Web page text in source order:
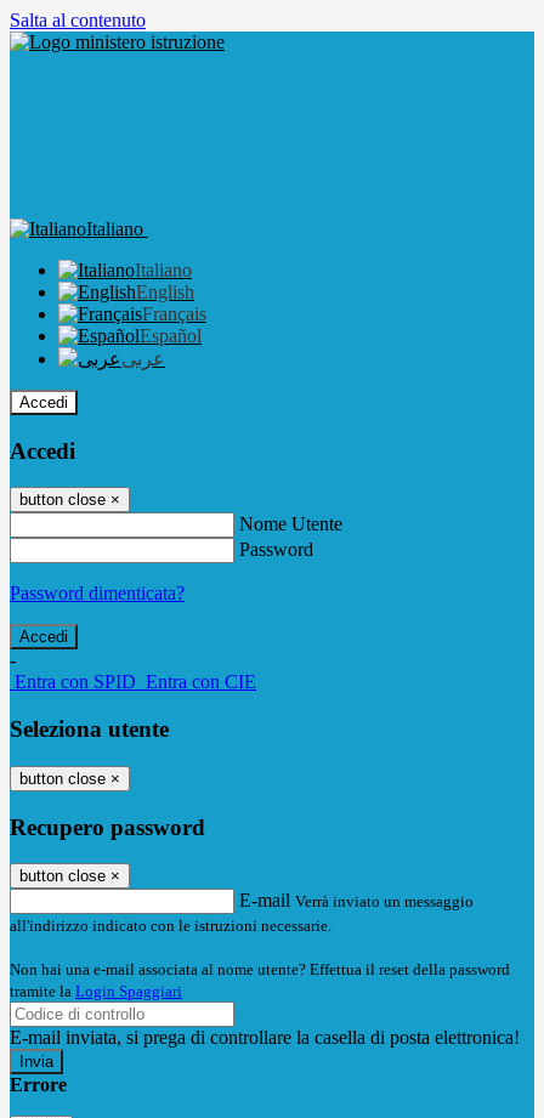
Salta al contenuto
Italiano
Italiano
English
Français
Español
عربى
Accedi
Accedi
button close ×
Nome Utente
Password
Password dimenticata?
-
Entra con SPID Entra con CIE
Seleziona utente
button close ×
Recupero password
button close ×
E-mail Verrà inviato un messaggio
all'indirizzo indicato con le istruzioni necessarie.
Non hai una e-mail associata al nome utente? Effettua il reset della password
tramite la Login Spaggiari
E-mail inviata, si prega di controllare la casella di posta elettronica!
Errore